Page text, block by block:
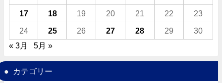
17 18 19 20 21 22 23
24 25 26 27 28 29
30
« 3月
5月 »
カテゴリー